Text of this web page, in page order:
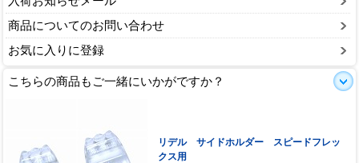
商品についてのお問い合わせ
お気に入りに登録
こちらの商品もご一緒にいかがですか？
リデル サイドホルダー スピードフレッ
クス用